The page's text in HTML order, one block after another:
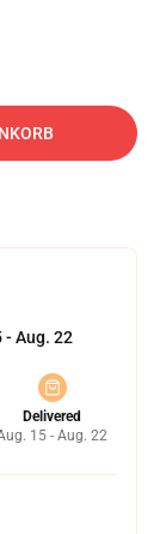
- Aug. 22
Delivered
15 - Aug. 22